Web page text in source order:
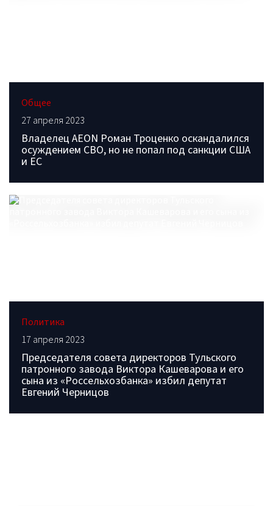
Общее
27 апреля 2023
Владелец AEON Роман Троценко оскандалился
осуждением СВО, но не попал под санкции США
и ЕС
Политика
17 апреля 2023
Председателя совета директоров Тульского
патронного завода Виктора Кашеварова и его
сына из «Россельхозбанка» избил депутат
Евгений Черницов